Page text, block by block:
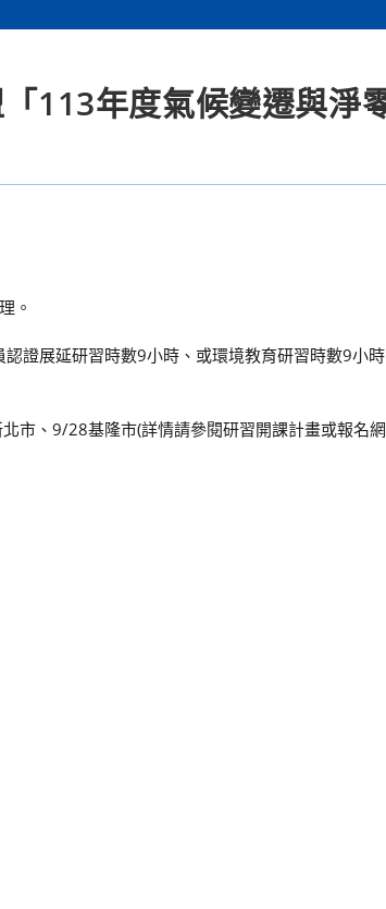
113年度氣候變遷與淨
。
證展延研習時數9小時、或環境教育研習時數9小時
市、9/28基隆市(詳情請參閱研習開課計畫或報名